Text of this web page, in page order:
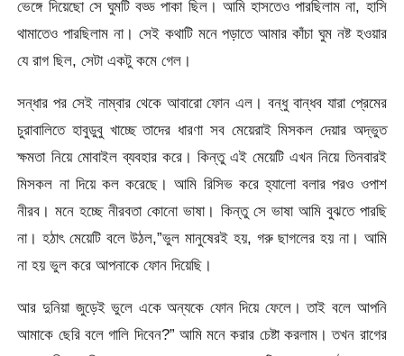
ভেঙ্গে দিয়েছো সে ঘুমটি বড্ড পাকা ছিল। আমি হাসতেও পারছিলাম না, হাসি
থামাতেও পারছিলাম না। সেই কথাটি মনে পড়াতে আমার কাঁচা ঘুম নষ্ট হওয়ার
যে রাগ ছিল, সেটা একটু কমে গেল।
সন্ধার পর সেই নাম্বার থেকে আবারো ফোন এল। বন্ধু বান্ধব যারা প্রেমের
চুরাবালিতে হাবুডুবু খাচ্ছে তাদের ধারণা সব মেয়েরাই মিসকল দেয়ার অদ্ভুত
ক্ষমতা নিয়ে মোবাইল ব্যবহার করে। কিন্তু এই মেয়েটি এখন নিয়ে তিনবারই
মিসকল না দিয়ে কল করেছে। আমি রিসিভ করে হ্যালো বলার পরও ওপাশ
নীরব। মনে হচ্ছে নীরবতা কোনো ভাষা। কিন্তু সে ভাষা আমি বুঝতে পারছি
না। হঠাৎ মেয়েটি বলে উঠল,”ভুল মানুষেরই হয়, গরু ছাগলের হয় না। আমি
না হয় ভুল করে আপনাকে ফোন দিয়েছি।
আর দুনিয়া জুড়েই ভুলে একে অন্যকে ফোন দিয়ে ফেলে। তাই বলে আপনি
আমাকে ছেরি বলে গালি দিবেন?” আমি মনে করার চেষ্টা করলাম। তখন রাগের